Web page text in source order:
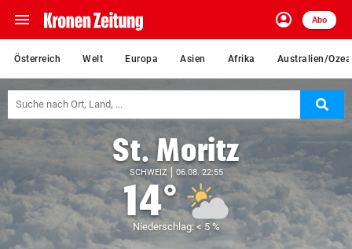
menu Navigation
ein-/ausklappen
account_circle
Anmelden
Abo
Österreich Welt Europa Asien Afrika Australien/
close Schließen
Abonnieren
account_circle
arrow_right
pin_drop
Wien arrow_rightBundesland
bookmark Merkliste
St. Moritz
SCHWEIZ 06.08. 22:55
14°
Niederschlag: < 5 %